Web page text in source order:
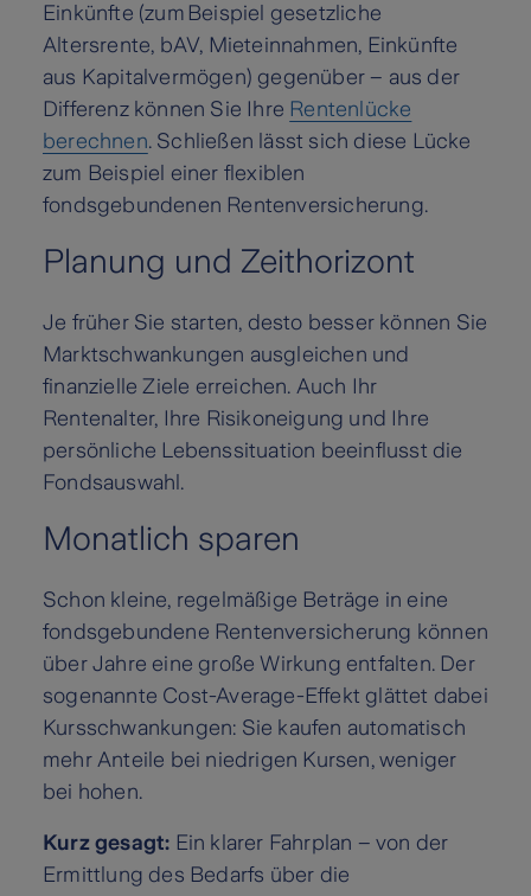
Einkünfte (zum Beispiel gesetzliche
Altersrente, bAV, Mieteinnahmen, Einkünfte
aus Kapitalvermögen) gegenüber – aus der
Differenz können Sie Ihre Rentenlücke
berechnen. Schließen lässt sich diese Lücke
zum Beispiel einer flexiblen
fondsgebundenen Rentenversicherung.
Planung und Zeithorizont
Je früher Sie starten, desto besser können Sie
Marktschwankungen ausgleichen und
finanzielle Ziele erreichen. Auch Ihr
Rentenalter, Ihre Risikoneigung und Ihre
persönliche Lebenssituation beeinflusst die
Fondsauswahl.
Monatlich sparen
Schon kleine, regelmäßige Beträge in eine
fondsgebundene Rentenversicherung können
über Jahre eine große Wirkung entfalten. Der
sogenannte Cost-Average-Effekt glättet dabei
Kursschwankungen: Sie kaufen automatisch
mehr Anteile bei niedrigen Kursen, weniger
bei hohen.
Kurz gesagt: Ein klarer Fahrplan – von der
Ermittlung des Bedarfs über die